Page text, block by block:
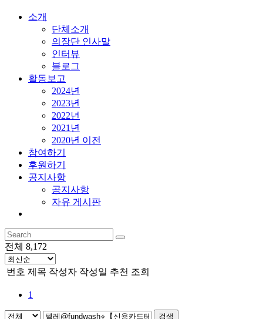
소개
단체소개
의장단 인사말
인터뷰
블로그
활동보고
2024년
2023년
2022년
2021년
2020년 이전
참여하기
후원하기
공지사항
공지사항
자유 게시판
전체 8,172
번호 제목 작성자 작성일 추천 조회
1
검색